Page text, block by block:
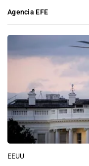
Agencia EFE
EEUU